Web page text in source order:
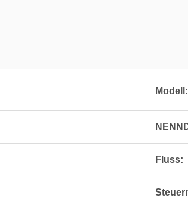
Modell:
Fluss: